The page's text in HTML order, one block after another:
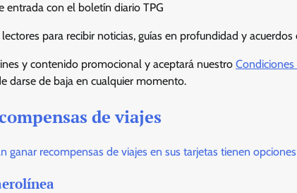
entrada con el boletín diario TPG
para recibir noticias, guías en profundidad y acuerdos
y contenido promocional y aceptará nuestro Condiciones
darse de baja en cualquier momento.
de viajes
ganar recompensas de viajes en sus tarjetas tienen